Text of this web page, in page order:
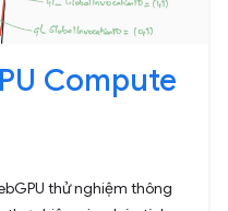
Compute
thử nghiệm thông